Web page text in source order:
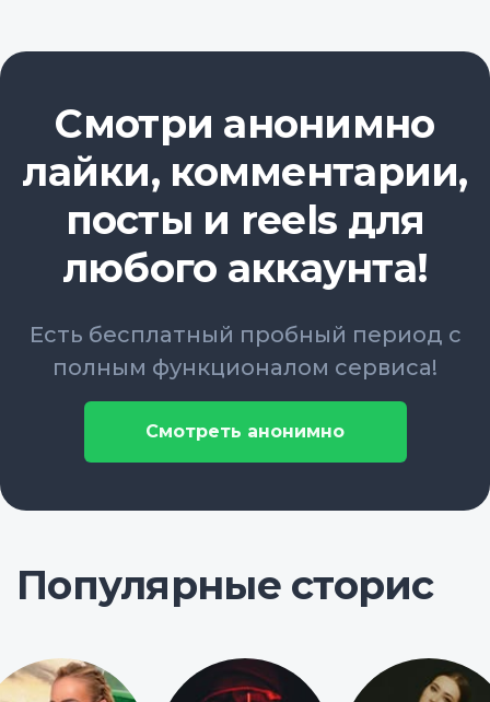
Смотри анонимно
лайки, комментарии,
посты и reels для
любого аккаунта!
Есть бесплатный пробный период с
полным функционалом сервиса!
Смотреть анонимно
Популярные сторис